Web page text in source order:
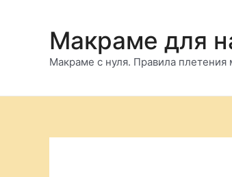
содержимомуМакраме для
Макраме с нуля. Правила